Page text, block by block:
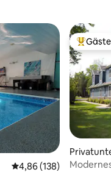
Durchschnittliche
4,86 (138)